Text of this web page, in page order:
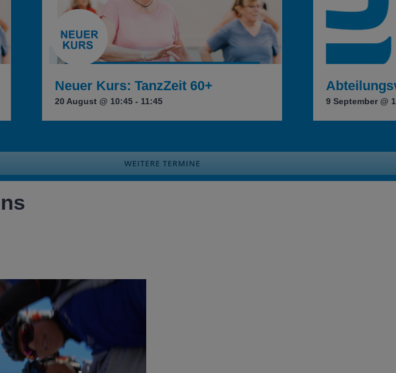
Neuer Kurs: TanzZeit 60+
20 August @ 10:45 - 11:45 9 September @
WEITERE TERMINE